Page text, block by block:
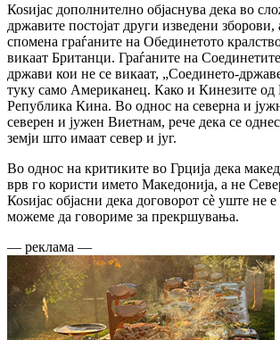
Коѕијас дополнително објаснува дека во
државите постојат други изведени
спомена граѓаните на Обединетото
викаат Британци. Граѓаните на
држави кои не се викаат, „Соединето-
туку само Американец. Како и Кинезите од
Република Кина. Во однос на северна и
северен и јужен Виетнам, рече дека се
земји што имаат север и југ.
Во однос на критиките во Грција дека
врв го користи името Македонија, а не
Коѕијас објасни дека договорот сѐ уште не е
можеме да говориме за прекршувања.
— реклама —